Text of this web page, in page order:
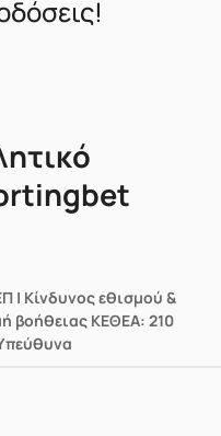
| Κίνδυνος εθισμού &
βοήθειας ΚΕΘΕΑ: 210